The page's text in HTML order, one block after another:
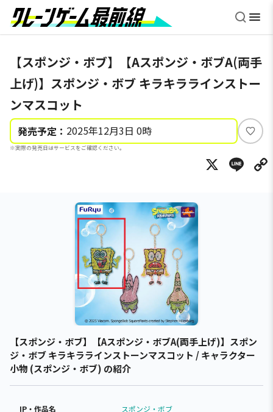
【スポンジ・ボブ】【Aスポンジ・ボブA(両手
上げ)】スポンジ・ボブ キラキララインストー
ンマスコット
発売予定： 2025年12月3日 0時
※実際の発売日はサービスをご確認ください。
い
ね
X
【スポンジ・ボブ】【Aスポンジ・ボブA(両手上げ)】スポン
ジ・ボブ キラキララインストーンマスコット / キャラクター
小物 (スポンジ・ボブ) の紹介
IP・作品名 スポンジ・ボブ